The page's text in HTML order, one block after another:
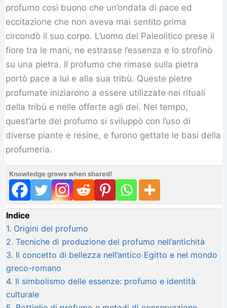
profumo così buono che un’ondata di pace ed
eccitazione che non aveva mai sentito prima
circondò il suo corpo. L’uomo del Paleolitico prese il
fiore tra le mani, ne estrasse l’essenza e lo strofinò
su una pietra. Il profumo che rimase sulla pietra
portò pace a lui e alla sua tribù. Queste pietre
profumate iniziarono a essere utilizzate nei rituali
della tribù e nelle offerte agli dei. Nel tempo,
quest’arte del profumo si sviluppò con l’uso di
diverse piante e resine, e furono gettate le basi della
profumeria.
Knowledge grows when shared!
Indice
1. Origini del profumo
2. Tecniche di produzione del profumo nell’antichità
3. Il concetto di bellezza nell’antico Egitto e nel mondo
greco-romano
4. Il simbolismo delle essenze: profumo e identità
culturale